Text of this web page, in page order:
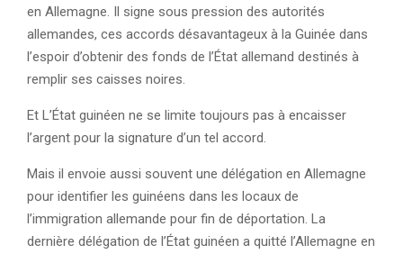
en Allemagne. Il signe sous pression des autorités
allemandes, ces accords désavantageux à la Guinée dans
l’espoir d’obtenir des fonds de l’État allemand destinés à
remplir ses caisses noires.
Et L’État guinéen ne se limite toujours pas à encaisser
l’argent pour la signature d’un tel accord.
Mais il envoie aussi souvent une délégation en Allemagne
pour identifier les guinéens dans les locaux de
l’immigration allemande pour fin de déportation. La
dernière délégation de l’État guinéen a quitté l’Allemagne en